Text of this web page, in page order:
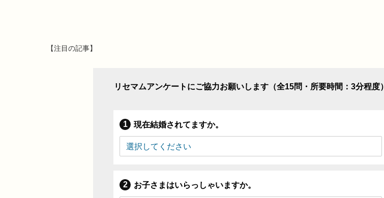
【注目の記事】
リセマムアンケートにご協力お願いします（全15問・所要時間：3分程度）
現在結婚されてますか。
お子さまはいらっしゃいますか。